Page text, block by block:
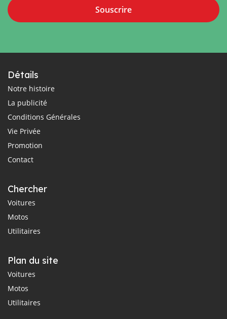
Souscrire
Détails
Notre histoire
La publicité
Conditions Générales
Vie Privée
Promotion
Contact
Chercher
Voitures
Motos
Utilitaires
Plan du site
Voitures
Motos
Utilitaires